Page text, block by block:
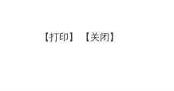
【打印】 【关闭】